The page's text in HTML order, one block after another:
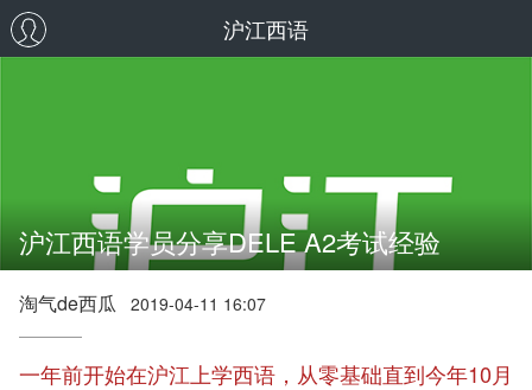
沪江西语
沪江西语学员分享DELE A2考试经验
淘气de西瓜 2019-04-11 16:07
一年前开始在沪江上学西语，从零基础直到今年10月